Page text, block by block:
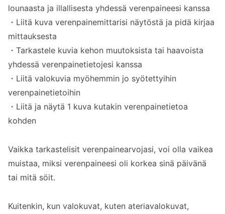
lounaasta ja illallisesta yhdessä verenpaineesi kanssa
・Liitä kuva verenpainemittarisi näytöstä ja pidä kirjaa
mittauksesta
・Tarkastele kuvia kehon muutoksista tai haavoista
yhdessä verenpainetietojesi kanssa
・Liitä valokuvia myöhemmin jo syötettyihin
verenpainetietoihin
・Liitä ja näytä 1 kuva kutakin verenpainetietoa
kohden
Vaikka tarkastelisit verenpainearvojasi, voi olla vaikea
muistaa, miksi verenpaineesi oli korkea sinä päivänä
tai mitä söit.
Kuitenkin, kun valokuvat, kuten ateriavalokuvat,